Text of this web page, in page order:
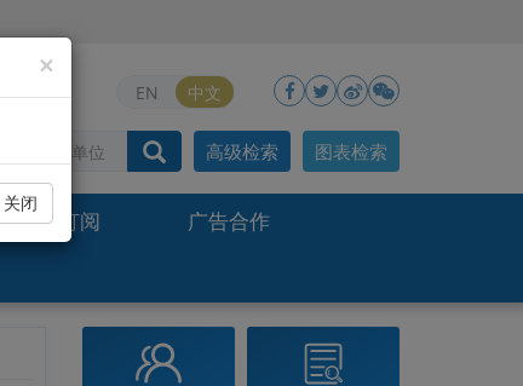
×
关闭
EN 中文
图表检索
高级检索
期刊订阅
广告合作